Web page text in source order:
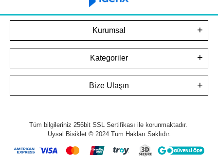
Kurumsal
Kategoriler
Bize Ulaşın
Tüm bilgileriniz 256bit SSL Sertifikası ile korunmaktadır.
Uysal Bisiklet © 2024 Tüm Hakları Saklıdır.